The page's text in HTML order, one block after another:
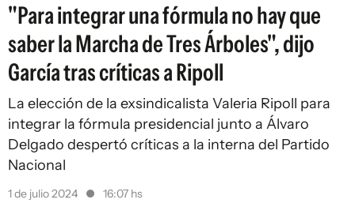
"Para integrar una fórmula no hay que
saber la Marcha de Tres Árboles", dijo
García tras críticas a Ripoll
La elección de la exsindicalista Valeria Ripoll para
integrar la fórmula presidencial junto a Álvaro
Delgado despertó críticas a la interna del Partido
Nacional
1 de julio 2024 16:07 hs